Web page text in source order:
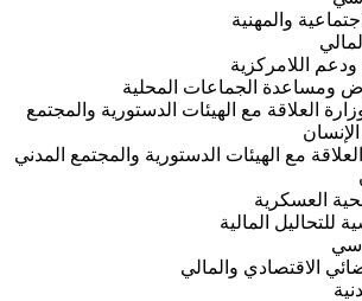
اللامركزية
ومساعدة الجماعات المحلية
العلاقة مع الهيئات الدستورية والمجتمع
مع الهيئات الدستورية والمجتمع المدني